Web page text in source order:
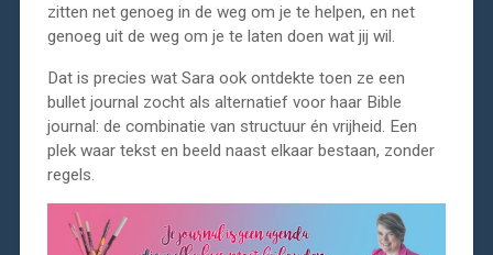
zitten net genoeg in de weg om je te helpen, en net
genoeg uit de weg om je te laten doen wat jij wil.
Dat is precies wat Sara ook ontdekte toen ze een
bullet journal zocht als alternatief voor haar Bible
journal: de combinatie van structuur én vrijheid. Een
plek waar tekst en beeld naast elkaar bestaan, zonder
regels.